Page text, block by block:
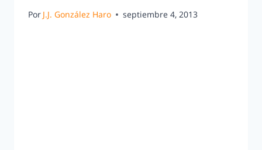
Por J.J. González Haro septiembre 4, 2013